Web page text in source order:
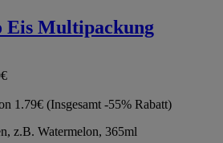
Eis Multipackung
1.79€ (Insgesamt -55% Rabatt)
z.B. Watermelon, 365ml